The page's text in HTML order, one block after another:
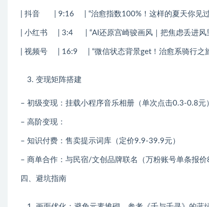
| 抖音 | 9:16 | “治愈指数100%！这样的夏天你见过
| 小红书 | 3:4 | “AI还原宫崎骏画风｜把焦虑丢进风
| 视频号 | 16:9 | “微信状态背景get！治愈系骑行之旅
变现矩阵搭建
– 初级变现：挂载小程序音乐相册（单次点击0.3-0.8元
– 高阶变现：
– 知识付费：售卖提示词库（定价9.9-39.9元）
– 商单合作：与民宿/文创品牌联名（万粉账号单条报价
四、避坑指南